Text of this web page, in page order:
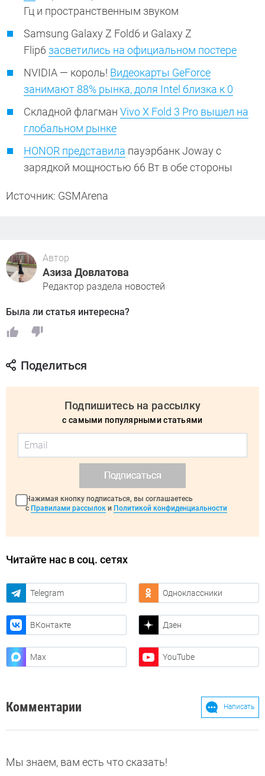
Гц и пространственным звуком
Samsung Galaxy Z Fold6 и Galaxy Z
Flip6 засветились на официальном постере
NVIDIA — король! Видеокарты GeForce
занимают 88% рынка, доля Intel близка к 0
Складной флагман Vivo X Fold 3 Pro вышел на
глобальном рынке
HONOR представила пауэрбанк Joway с
зарядкой мощностью 66 Вт в обе стороны
Источник: GSMArena
Автор
Азиза Довлатова
Редактор раздела новостей
Была ли статья интересна?
Поделиться
Подпишитесь на рассылку
с самыми популярными статьями
Подписаться
Нажимая кнопку подписаться, вы соглашаетесь
с Правилами рассылок и Политикой конфиденциальности
Читайте нас в соц. сетях
Telegram Одноклассники
ВКонтакте Дзен
Max YouTube
Комментарии Написать
Мы знаем, вам есть что сказать!